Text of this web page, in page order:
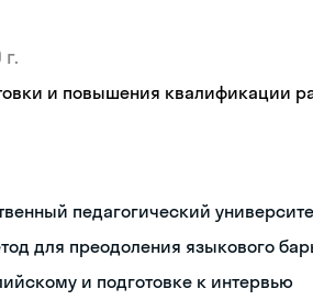
г.
и повышения квалификации
педагогический
для преодоления языкового
и подготовке к интервью